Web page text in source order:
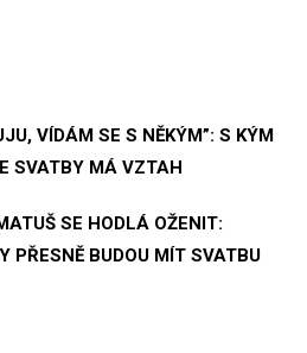
VÍDÁM SE S NĚKÝM”: S KÝM
SVATBY MÁ VZTAH
SE HODLÁ OŽENIT:
PŘESNĚ BUDOU MÍT SVATBU